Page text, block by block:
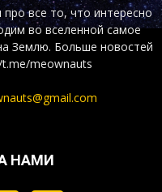
все то, что интересно
во вселенной самое
Землю. Больше новостей
meownauts
НАМИ